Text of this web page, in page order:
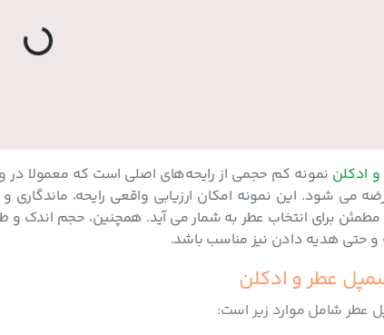
L
.
ادکلن
می‌ شود. این نمونه‌ امکان ارزیابی واقعی رایحه،
برای انتخاب عطر به شمار می‌ آید. همچنین، حجم اندک
و حتی هدیه دادن نیز مناسب باشد.
عطر و ادکلن
عطر شامل موارد زیر است: